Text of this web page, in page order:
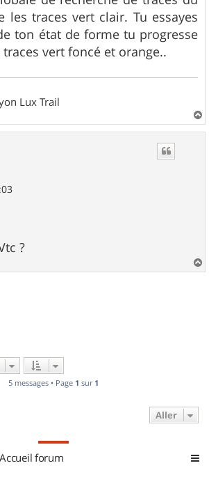
les traces vert clair. Tu essayes
ton état de forme tu progresse
vert foncé et orange..
Lux Trail
a
?
a
5 messages • Page 1 sur 1
Aller
Accueil forum